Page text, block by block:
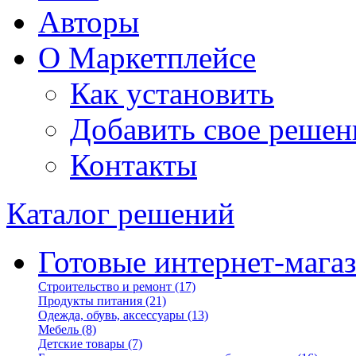
Авторы
О Маркетплейсе
Как установить
Добавить свое
Контакты
Каталог решений
Готовые интернет-
Строительство и ремонт (17)
Продукты питания (21)
Одежда, обувь, аксессуары (13)
Мебель (8)
Детские товары (7)